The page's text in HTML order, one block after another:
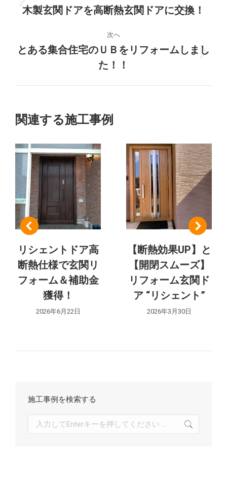
ロ
ェ
の
ナ
ビ
ゲ
ー
シ
ョ
ン
前
プ
ロ
ジ
ク
木製玄関ドアを高断熱玄関ドアに交換！
次へ
の
とある集合住宅のＵＢをリフォームしまし
た！！
関連する施工事例
リシェントドア高
断熱仕様で玄関リ
フォーム＆補助金
獲得！
2026年6月22日
【断熱効果UP】と
【開閉スムーズ】
リフォーム玄関ド
ア “リシェント”
2026年3月30日
施工事例を検索する